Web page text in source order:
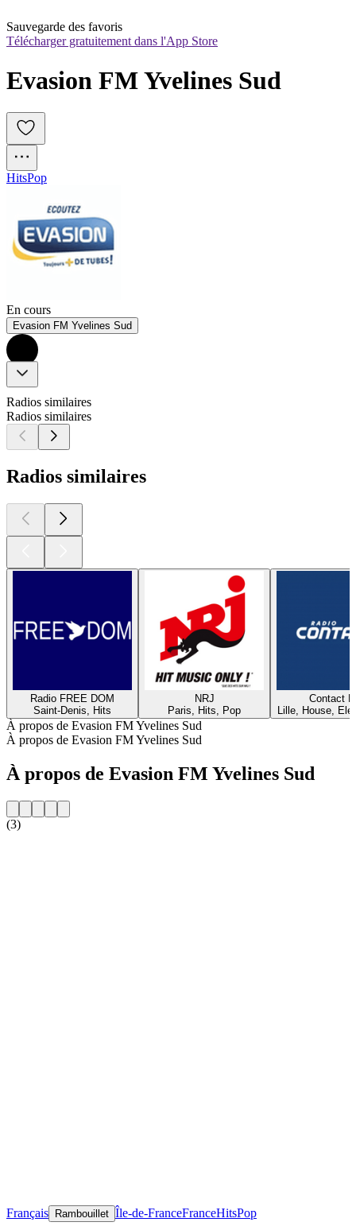
Sauvegarde des favoris
Télécharger gratuitement dans l'App Store
Evasion FM Yvelines Sud
HitsPop
En cours
Evasion FM Yvelines Sud
Radios similaires
Radios similaires
Radios similaires
Radio FREE DOM
Saint-Denis, Hits
NRJ
Paris, Hits, Pop
Contact
Lille, House,
À propos de Evasion FM Yvelines Sud
À propos de Evasion FM Yvelines Sud
À propos de Evasion FM Yvelines Sud
(3)
Français Rambouillet Île-de-FranceFranceHitsPop